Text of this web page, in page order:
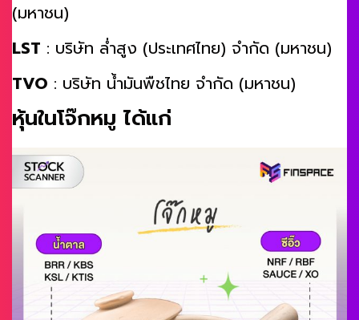
(มหาชน)
LST : บริษัท ล่ำสูง (ประเทศไทย) จำกัด (มหาชน)
TVO : บริษัท น้ำมันพืชไทย จำกัด (มหาชน)
หุ้นในโจ๊กหมู ได้แก่